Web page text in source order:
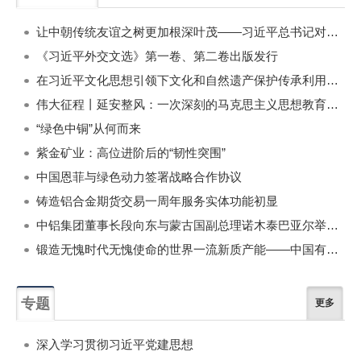
让中朝传统友谊之树更加根深叶茂——习近平总书记对朝鲜进行国事访问纪实
《习近平外交文选》第一卷、第二卷出版发行
在习近平文化思想引领下文化和自然遗产保护传承利用工作开创新局面
伟大征程丨延安整风：一次深刻的马克思主义思想教育运动
“绿色中铜”从何而来
紫金矿业：高位进阶后的“韧性突围”
中国恩菲与绿色动力签署战略合作协议
铸造铝合金期货交易一周年服务实体功能初显
中铝集团董事长段向东与蒙古国副总理诺木泰巴亚尔举行会谈
锻造无愧时代无愧使命的世界一流新质产能——中国有色金属工业的战略应对与破局之道（二）
专题 更多
深入学习贯彻习近平党建思想